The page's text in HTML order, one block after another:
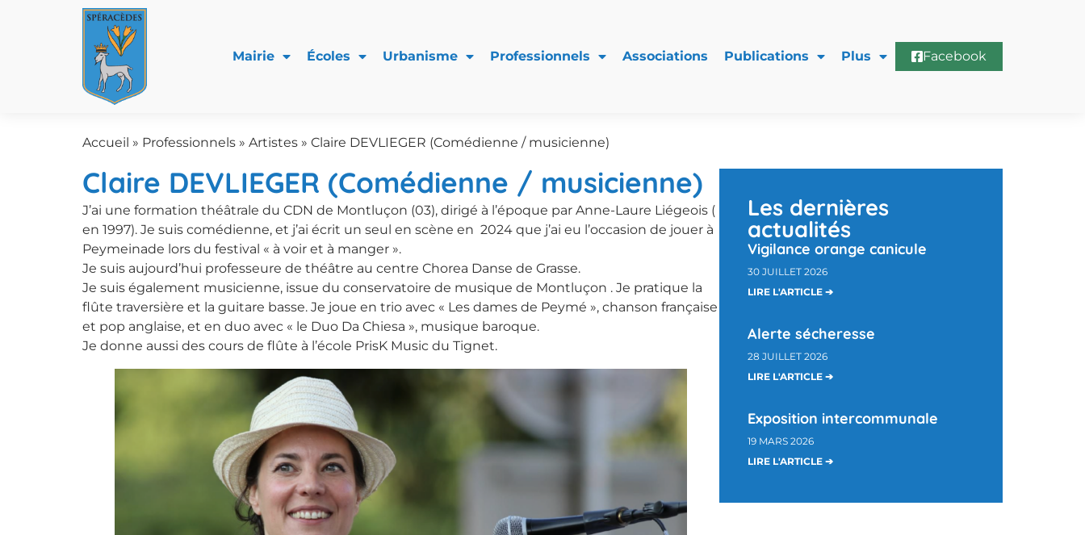
Mairie Écoles Urbanisme Professionnels Associations Publications Plus Facebook
Accueil » Professionnels » Artistes » Claire DEVLIEGER (Comédienne / musicienne)
Claire DEVLIEGER (Comédienne / musicienne)
J’ai une formation théâtrale du CDN de Montluçon (03), dirigé à l’époque par Anne-Laure Liégeois (
en 1997). Je suis comédienne, et j’ai écrit un seul en scène en 2024 que j’ai eu l’occasion de jouer à
Peymeinade lors du festival « à voir et à manger ».
Je suis aujourd’hui professeure de théâtre au centre Chorea Danse de Grasse.
Je suis également musicienne, issue du conservatoire de musique de Montluçon . Je pratique la
flûte traversière et la guitare basse. Je joue en trio avec « Les dames de Peymé », chanson française
et pop anglaise, et en duo avec « le Duo Da Chiesa », musique baroque.
Je donne aussi des cours de flûte à l’école PrisK Music du Tignet.
Les dernières
actualités
Vigilance orange canicule
30 JUILLET 2026
LIRE L'ARTICLE ➔
Alerte sécheresse
28 JUILLET 2026
LIRE L'ARTICLE ➔
Exposition intercommunale
19 MARS 2026
LIRE L'ARTICLE ➔